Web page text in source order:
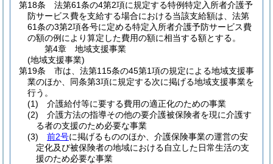
第18条
法第61条の4第2項に規定する特例特定入所者介護予
防サービス費を支給する場合における当該支給額は、法第
61条の3第2項各号に定める特定入所者介護予防サービス費
の額の例により算定した費用の額に相当する額とする。
第4章
地域支援事業
(地域支援事業)
第19条
市は、法第115条の45第1項の規定による地域支援事
業のほか、同条第3項に規定する次に掲げる地域支援事業を
行う。
(1)
介護給付等に要する費用の適正化のための事業
(2)
介護方法の指導その他の要介護被保険者を現に介護す
る者の支援のため必要な事業
(3)
前2号に掲げるもののほか、介護保険事業の運営の安
定化及び被保険者の地域における自立した日常生活の支
援のため必要な事業